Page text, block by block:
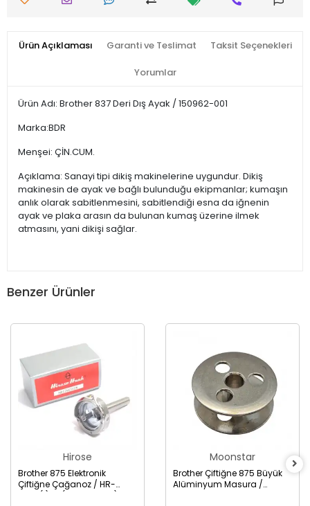
Ürün Açıklaması Garanti ve Teslimat Taksit Seçenekleri
Yorumlar
Ürün Adı: Brother 837 Deri Dış Ayak / 150962-001
Marka:BDR
Menşei: ÇİN.CUM.
Açıklama: Sanayi tipi dikiş makinelerine uygundur. Dikiş
makinesin de ayak ve bağlı bulunduğu ekipmanlar; kumaşın
anlık olarak sabitlenmesini, sabitlendiği esna da iğnenin
ayak ve plaka arasın da bulunan kumaş üzerine ilmek
atmasını, yani dikişi sağlar.
Benzer Ürünler
Hirose
Brother 875 Elektronik
Çiftiğne Çağanoz / HR-
12MC(1)TR (SA1689-001)
Moonstar
Brother Çiftiğne 875 Büyük
Alüminyum Masura /